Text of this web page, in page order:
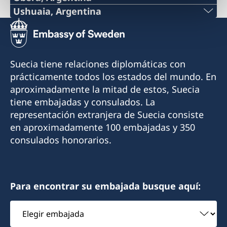
Por el momento no es posible recibir atención
consular en el Consulado.
Contacte a la Embajada por correo electrónico
ambassaden.buenos-aires@gov.se
Teléfono:
+54 9 11 51148132
consuladodesueciaenobera@gmail.com
Dirección:
La Rioja 355
3360 Oberá, Misiones
Argentina
Mónica Erasmie
Ushuaia, Argentina
Teléfono:
+54 2901 423240
Celular:
+54 9 2901 646428
Correo electrónico:
finsueushuaia@gmail.com
V9410BBE Ushuaia, Tierra del Fuego
Suecia tiene relaciones diplomáticas con
prácticamente todos los estados del mundo. En
aproximadamente la mitad de estos, Suecia
tiene embajadas y consulados. La
representación extranjera de Suecia consiste
en aproximadamente 100 embajadas y 350
consulados honorarios.
Para encontrar su embajada busque aquí:
Elegir
embajada